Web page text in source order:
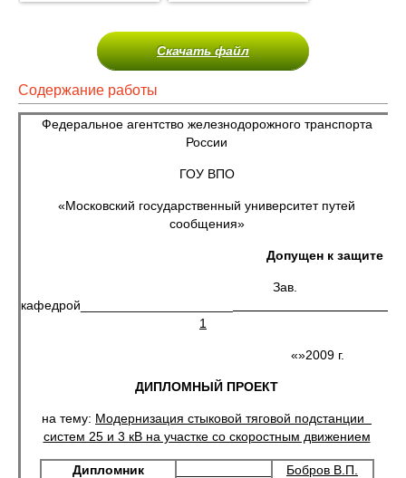
Скачать файл
Содержание работы
Федеральное агентство железнодорожного транспорта
России
ГОУ ВПО
«Московский государственный университет путей
сообщения»
Допущен к защите
Зав.
кафедрой_____________________
1
«»2009 г.
ДИПЛОМНЫЙ ПРОЕКТ
на тему: Модернизация стыковой тяговой подстанции
систем 25 и 3 кВ на участке со скоростным движением
Дипломник Бобров В.П.